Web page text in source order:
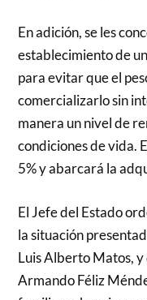
En adición, se les
establecimiento de
para evitar que el
comercializarlo sin
manera un nivel de
condiciones de vida.
5% y abarcará la
El Jefe del Estado
la situación
Luis Alberto Matos,
Armando Féliz